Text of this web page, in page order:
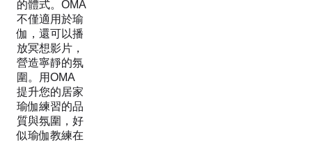
的體式。OMA
不僅適用於瑜
伽，還可以播
放冥想影片，
營造寧靜的氛
圍。用OMA
提升您的居家
瑜伽練習的品
質與氛圍，好
似瑜伽教練在